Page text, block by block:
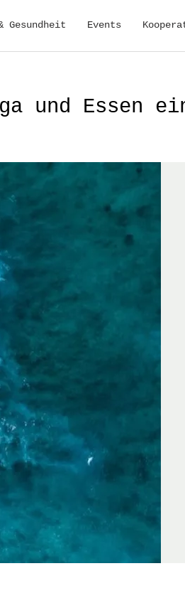
Gesundheit Events
und Essen